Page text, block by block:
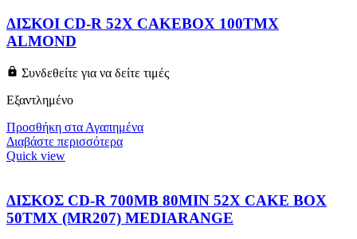
ΔΙΣΚΟΙ CD-R 52X CAKEBOX 100ΤΜΧ
ALMOND
Συνδεθείτε για να δείτε τιμές
Εξαντλημένο
Προσθήκη στα Αγαπημένα
Διαβάστε περισσότερα
Quick view
ΔΙΣΚΟΣ CD-R 700MB 80MIN 52X CAKE BOX
50ΤΜΧ (MR207) MEDIARANGE